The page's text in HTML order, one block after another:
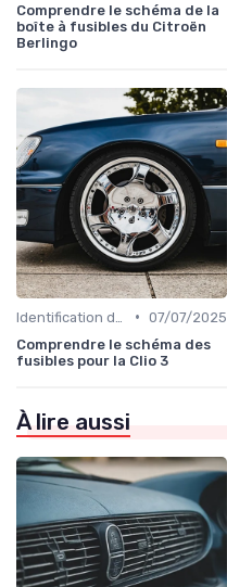
Comprendre le schéma de la
boîte à fusibles du Citroën
Berlingo
• 07/07/2025
Comprendre le schéma des
fusibles pour la Clio 3
À lire aussi